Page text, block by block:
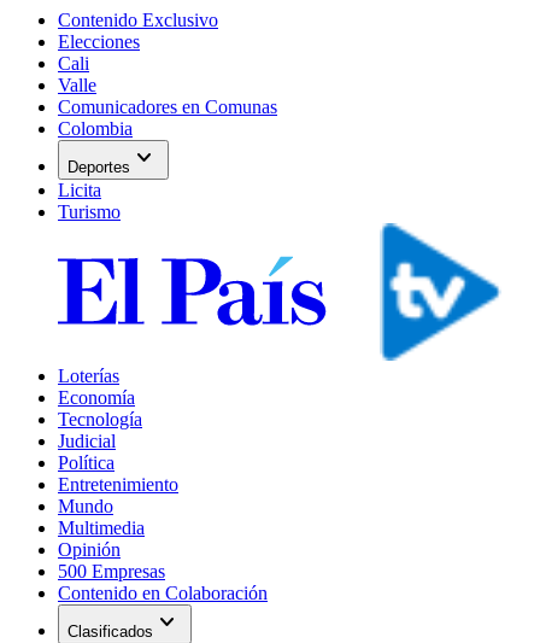
Contenido Exclusivo
Elecciones
Cali
Valle
Comunicadores en Comunas
Colombia
Deportes expand_more
Licita
Turismo
Loterías
Economía
Tecnología
Judicial
Política
Entretenimiento
Mundo
Multimedia
Opinión
500 Empresas
Contenido en Colaboración
Clasificados expand_more